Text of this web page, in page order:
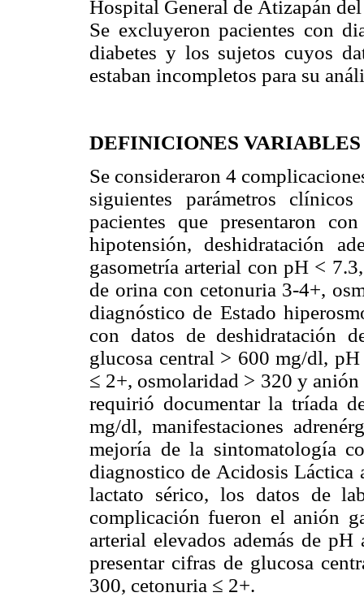
Hospital General de Atizapán
Se excluyeron pacientes con
diabetes y los sujetos cuyos
estaban incompletos para su
DEFINICIONES VARIABLES
Se consideraron 4
siguientes parámetros
pacientes que presentaron
hipotensión, deshidratación
gasometría arterial con pH <
de orina con cetonuria 3-4+,
diagnóstico de Estado
con datos de deshidratación
glucosa central > 600 mg/dl,
≤ 2+, osmolaridad > 320 y
requirió documentar la tríada
mg/dl, manifestaciones
mejoría de la sintomatología
diagnostico de Acidosis
lactato sérico, los datos de
complicación fueron el anión
arterial elevados además de
presentar cifras de glucosa
300, cetonuria ≤ 2+.